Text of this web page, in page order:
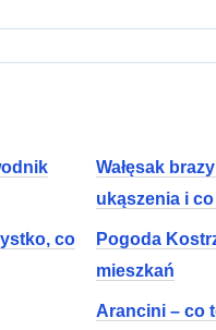
Wałęsak
ukąszenia i
co
Pogoda
mieszkań
Arancini – co